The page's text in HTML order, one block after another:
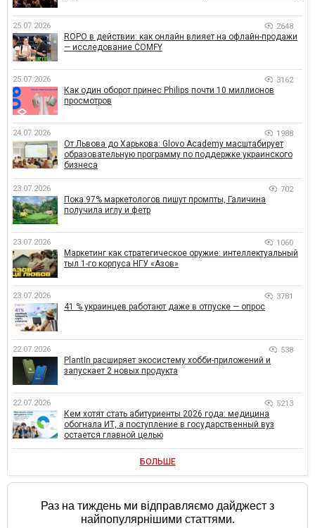
25.07.2026 2648
ROPO в действии: как онлайн влияет на офлайн-продажи
— исследование COMFY
25.07.2026 3162
Как один оборот принес Philips почти 10 миллионов
просмотров
24.07.2026 1988
От Львова до Харькова: Glovo Academy масштабирует
образовательную программу по поддержке украинского
бизнеса
23.07.2026 702
Пока 97% маркетологов пишут промпты, Галичина
получила иглу и фетр
23.07.2026 1060
Маркетинг как стратегическое оружие: интеллектуальный
тыл 1-го корпуса НГУ «Азов»
23.07.2026 3781
41 % украинцев работают даже в отпуске — опрос
22.07.2026 538
PlantIn расширяет экосистему хобби-приложений и
запускает 2 новых продукта
22.07.2026 5213
Кем хотят стать абитуриенты 2026 года: медицина
обогнала ИТ, а поступление в государственный вуз
остается главной целью
БОЛЬШЕ
Раз на тиждень ми відправляємо дайджест з
найпопулярнішими статтями.